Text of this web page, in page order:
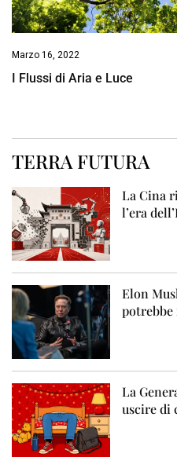
Marzo 16, 2022
I Flussi di Aria e Luce
TERRA FUTURA
La Cina
l’era
Elon
potrebbe
La
uscire di